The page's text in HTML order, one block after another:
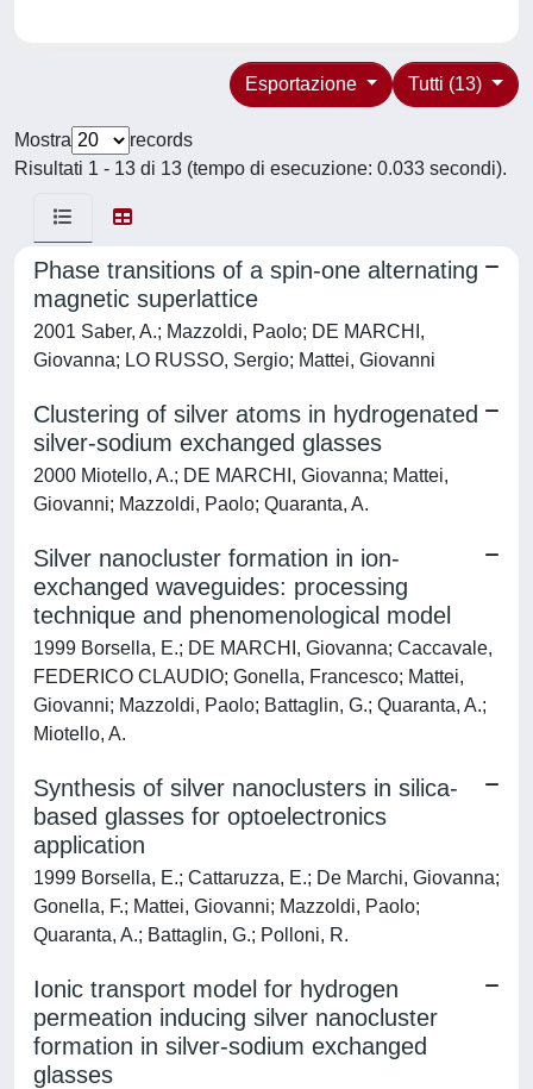
Tutti (13)
Esportazione
Mostra
records
Risultati 1 - 13 di 13 (tempo di esecuzione: 0.033 secondi).
Phase transitions of a spin-one alternating
magnetic superlattice
2001 Saber, A.; Mazzoldi, Paolo; DE MARCHI,
Giovanna; LO RUSSO, Sergio; Mattei, Giovanni
Clustering of silver atoms in hydrogenated
silver-sodium exchanged glasses
2000 Miotello, A.; DE MARCHI, Giovanna; Mattei,
Giovanni; Mazzoldi, Paolo; Quaranta, A.
Silver nanocluster formation in ion-
exchanged waveguides: processing
technique and phenomenological model
1999 Borsella, E.; DE MARCHI, Giovanna; Caccavale,
FEDERICO CLAUDIO; Gonella, Francesco; Mattei,
Giovanni; Mazzoldi, Paolo; Battaglin, G.; Quaranta, A.;
Miotello, A.
Synthesis of silver nanoclusters in silica-
based glasses for optoelectronics
application
1999 Borsella, E.; Cattaruzza, E.; De Marchi, Giovanna;
Gonella, F.; Mattei, Giovanni; Mazzoldi, Paolo;
Quaranta, A.; Battaglin, G.; Polloni, R.
Ionic transport model for hydrogen
permeation inducing silver nanocluster
formation in silver-sodium exchanged
glasses